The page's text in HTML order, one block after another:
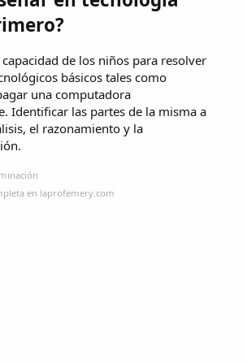
de los niños para resolver
básicos tales como
una computadora
Identificar las partes de la misma a
el razonamiento y la
en laprofemery.com